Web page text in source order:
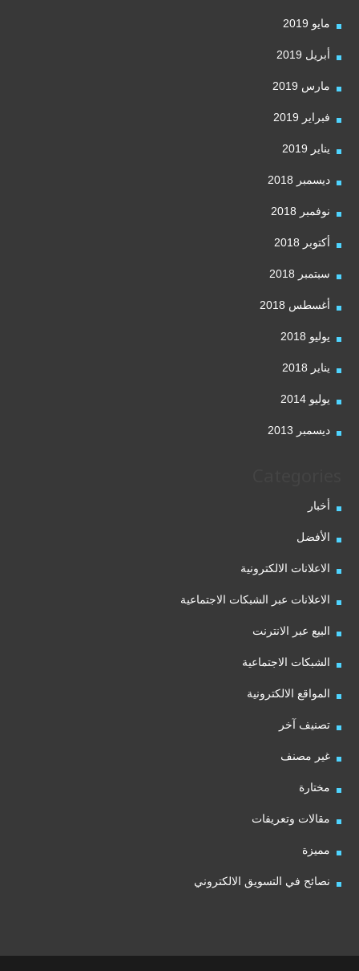
مايو 2019
أبريل 2019
مارس 2019
فبراير 2019
يناير 2019
ديسمبر 2018
نوفمبر 2018
أكتوبر 2018
سبتمبر 2018
أغسطس 2018
يوليو 2018
يناير 2018
يوليو 2014
ديسمبر 2013
أخبار
الأفضل
الاعلانات الالكترونية
الاعلانات عبر الشبكات الاجتماعية
البيع عبر الانترنت
الشبكات الاجتماعية
المواقع الالكترونية
تصنيف آخر
غير مصنف
مختارة
مقالات وتعريفات
مميزة
نصائح في التسويق الالكتروني